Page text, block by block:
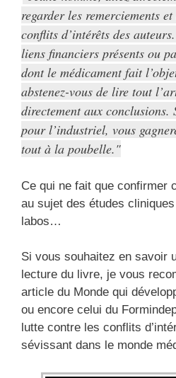
regarder les remerciements
conflits d’intérêts des
liens financiers présents ou
dont le médicament fait
abstenez-vous de lire tout
directement aux conclusions.
pour l’industriel, vous
tout à la poubelle.
Ce qui ne fait que confirmer
au sujet des études
labos…
Si vous souhaitez en savoir
lecture du livre, je vous
article du Monde qui
ou encore celui du
lutte contre les conflits
sévissant dans le monde